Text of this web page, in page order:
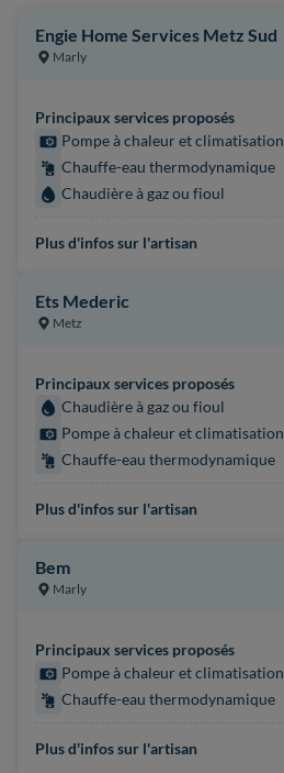
Engie Home Services Metz Sud
Marly
Principaux services proposés
Pompe à chaleur et climatisation
Chauffe-eau thermodynamique
Chaudière à gaz ou fioul
Plus d'infos sur l'artisan
Ets Mederic
Metz
Principaux services proposés
Chaudière à gaz ou fioul
Pompe à chaleur et climatisation
Chauffe-eau thermodynamique
Plus d'infos sur l'artisan
Bem
Marly
Principaux services proposés
Pompe à chaleur et climatisation
Chauffe-eau thermodynamique
Plus d'infos sur l'artisan